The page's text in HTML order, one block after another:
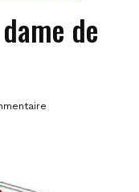
de